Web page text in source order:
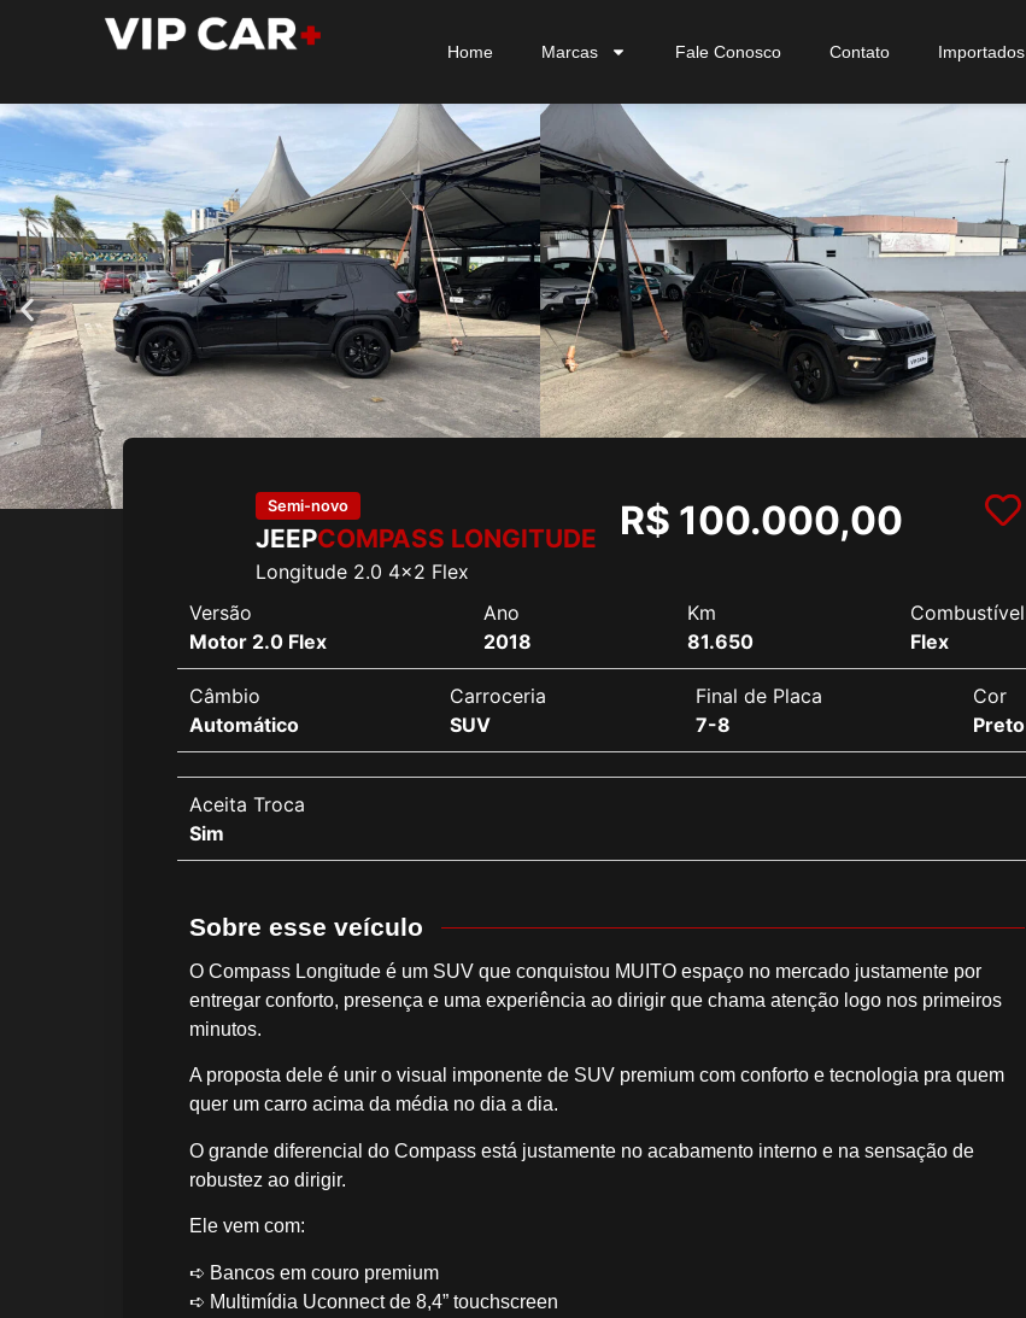
Home Marcas Fale Conosco Contato Importados
Semi-novo
JEEPCOMPASS LONGITUDE
Longitude 2.0 4x2 Flex
R$ 100.000,00
Versão
Motor 2.0 Flex
Ano
2018
Km
81.650
Combustível
Flex
Câmbio
Automático
Carroceria
SUV
Final de Placa
7-8
Cor
Preto
Aceita Troca
Sim
Sobre esse veículo
O Compass Longitude é um SUV que conquistou MUITO espaço no mercado justamente por
entregar conforto, presença e uma experiência ao dirigir que chama atenção logo nos primeiros
minutos.
A proposta dele é unir o visual imponente de SUV premium com conforto e tecnologia pra quem
quer um carro acima da média no dia a dia.
O grande diferencial do Compass está justamente no acabamento interno e na sensação de
robustez ao dirigir.
Ele vem com:
➪ Bancos em couro premium
➪ Multimídia Uconnect de 8,4” touchscreen